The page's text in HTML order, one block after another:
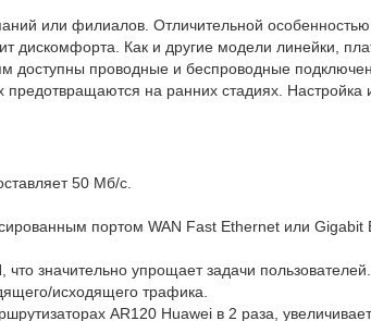
или филиалов. Отличительной
дискомфорта. Как и другие модели линейки,
доступны проводные и беспроводные
на ранних стадиях.
50 Мб/с.
портом WAN Fast Ethernet или Gigabit
значительно упрощает задачи
исходящего трафика.
AR120 Huawei в 2 раза,